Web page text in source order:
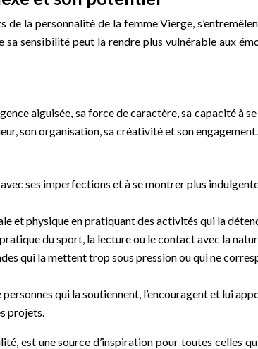
la personnalité de la femme Vierge,
sa sensibilité peut la rendre plus vulnérable aux
aiguisée, sa force de caractère, sa capacité à
son organisation, sa créativité et son engagement.
ses imperfections et à se montrer plus
et physique en pratiquant des activités qui la
du sport, la lecture ou le contact avec la
qui la mettent trop sous pression ou qui ne
personnes qui la soutiennent, l’encouragent et lui
projets.
est une source d’inspiration pour toutes celles